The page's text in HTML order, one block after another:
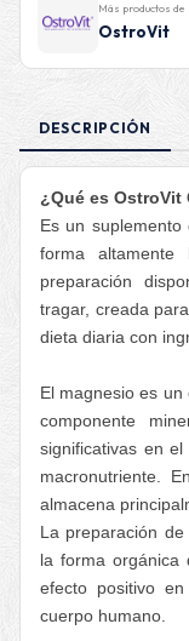
Más productos de
OstroVit
DESCRIPCIÓN
¿Qué es
Es un
forma
preparación
tragar, creada
dieta diaria con
El magnesio es
componente
significativas en
macronutriente.
almacena
La preparación
la forma orgánica
efecto positivo
cuerpo humano.